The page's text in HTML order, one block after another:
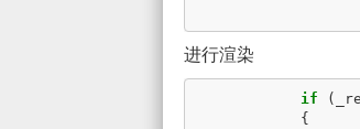
进行渲染
if (
{